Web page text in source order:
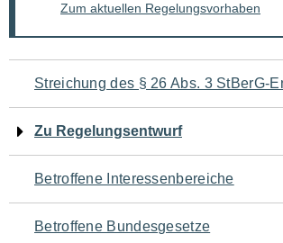
Zum aktuellen Regelungsvorhaben
Navigation
für
den
Seiteninhalt
Streichung des § 26 Abs. 3 StBerG-
Zu Regelungsentwurf
Betroffene Interessenbereiche
Betroffene Bundesgesetze